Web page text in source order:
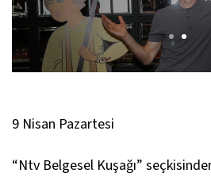
9 Nisan Pazartesi
“Ntv Belgesel Kuşağı”